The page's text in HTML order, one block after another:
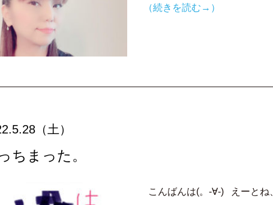
（続きを読む→）
（土）
ちまった。
こんばんは(。-∀-) えーと